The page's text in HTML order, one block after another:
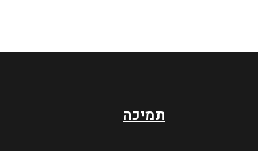
תמיכה